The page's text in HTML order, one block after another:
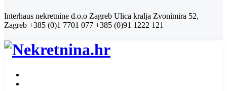
Interhaus nekretnine d.o.o Zagreb Ulica kralja Zvonimira 52,
Zagreb +385 (0)1 7701 077 +385 (0)91 1222 121